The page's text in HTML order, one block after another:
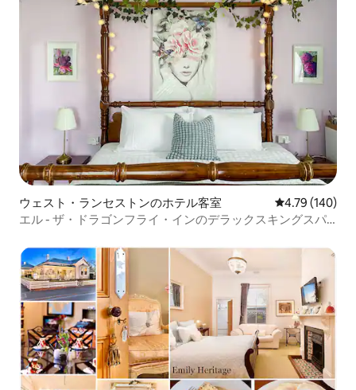
ウェスト・ランセストンのホテル客室 レビュー140
4.79 (140)
エル - ザ・ドラゴンフライ・インのデラックスキングスパ